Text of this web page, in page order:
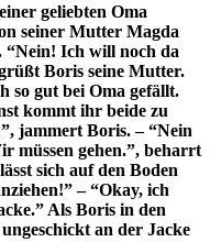
geliebten Oma
seiner Mutter Magda
“Nein! Ich will noch da
Boris seine Mutter.
so gut bei Oma gefällt.
kommt ihr beide zu
jammert Boris. – “Nein
müssen gehen.”, beharrt
sich auf den Boden
– “Okay, ich
Als Boris in den
an der Jacke